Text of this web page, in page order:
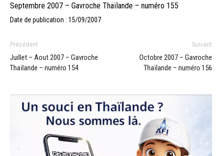
Septembre 2007 – Gavroche Thaïlande – numéro 155
Date de publication : 15/09/2007
Précédent
Juillet – Aout 2007 – Gavroche
Thaïlande – numéro 154
Suivant
Octobre 2007 – Gavroche
Thaïlande – numéro 156